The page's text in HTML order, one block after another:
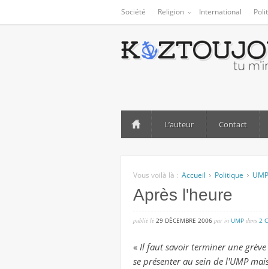
Société Religion International
L’auteur Contact
Vous voilà là : Accueil Politique UMP
Après l'heure
publié lé 29 DÉCEMBRE 2006 par in UMP dans 2
« Il faut savoir terminer une
se présenter au sein de l'UMP